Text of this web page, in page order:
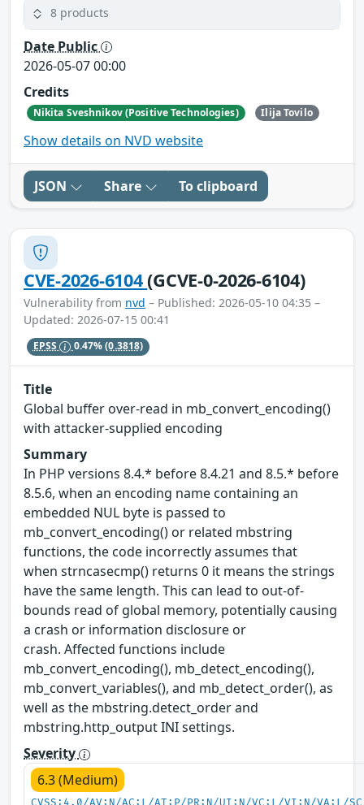
8 products
Date Public
2026-05-07 00:00
Credits
Nikita Sveshnikov (Positive Technologies) Ilija Tovilo
Show details on NVD website
JSON Share To clipboard
CVE-2026-6104(GCVE-0-2026-6104)
Vulnerability from nvd – Published: 2026-05-10 04:35 –
Updated: 2026-07-15 00:41
EPSS 0.47%(0.3818)
Title
Global buffer over-read in mb_convert_encoding()
with attacker-supplied encoding
Summary
In PHP versions 8.4.* before 8.4.21 and 8.5.* before
8.5.6, when an encoding name containing an
embedded NUL byte is passed to
mb_convert_encoding() or related mbstring
functions, the code incorrectly assumes that
when strncasecmp() returns 0 it means the strings
have the same length. This can lead to out-of-
bounds read of global memory, potentially causing
a crash or information disclosure or
crash. Affected functions include
mb_convert_encoding(), mb_detect_encoding(),
mb_convert_variables(), and mb_detect_order(), as
well as the mbstring.detect_order and
mbstring.http_output INI settings.
Severity
6.3 (Medium)